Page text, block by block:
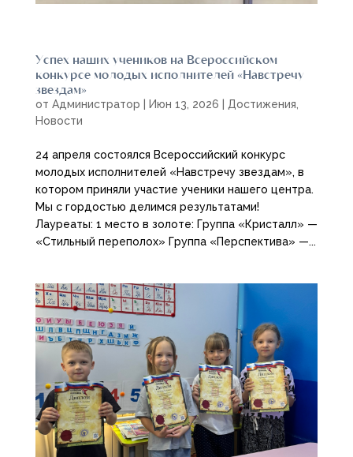
Успех наших учеников на Всероссийском
конкурсе молодых исполнителей «Навстречу
звездам»
от Администратор Июн 13, 2026 Достижения
Новости
24 апреля состоялся Всероссийский конкурс
молодых исполнителей «Навстречу звездам», в
котором приняли участие ученики нашего центра.
Мы с гордостью делимся результатами!
Лауреаты: 1 место в золоте: Группа «Кристалл» —
«Стильный переполох» Группа «Перспектива» —...